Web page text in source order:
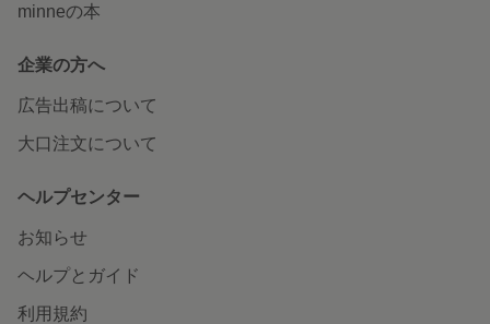
minneの本
企業の方へ
広告出稿について
大口注文について
ヘルプセンター
お知らせ
ヘルプとガイド
利用規約